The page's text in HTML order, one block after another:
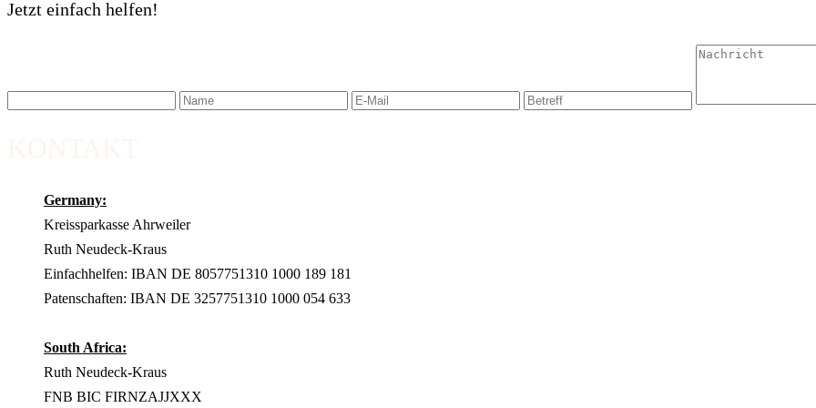
Jetzt einfach helfen!
Germany:
Kreissparkasse Ahrweiler
Ruth Neudeck-Kraus
Einfachhelfen: IBAN DE 8057751310 1000 189 181
Patenschaften: IBAN DE 3257751310 1000 054 633
South Africa:
Ruth Neudeck-Kraus
FNB BIC FIRNZAJJXXX